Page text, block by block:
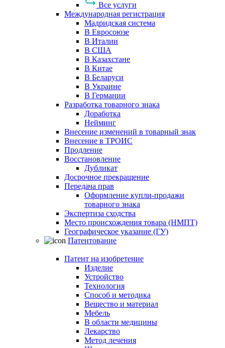
Все услуги
Международная регистрация
Мадридская система
В Евросоюзе
В Италии
В США
В Казахстане
В Китае
В Беларуси
В Украине
В Германии
Разработка товарного знака
Доработка
Нейминг
Внесение изменений в товарный знак
Внесение в ТРОИС
Продление
Восстановление
Дубликат
Досрочное прекращение
Передача прав
Оформление купли-продажи
товарного знака
Экспертиза сходства
Место происхождения товара (НМПТ)
Географическое указание (ГУ)
Патентование
Патент на изобретение
Изделие
Устройство
Технология
Способ и методика
Вещество и материал
Мебель
В области медицины
Лекарство
Метод лечения